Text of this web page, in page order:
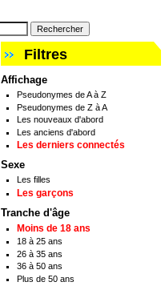
Filtres
Affichage
Pseudonymes de A à Z
Pseudonymes de Z à A
Les nouveaux d'abord
Les anciens d'abord
Les derniers connectés
Sexe
Les filles
Les garçons
Tranche d'âge
Moins de 18 ans
18 à 25 ans
26 à 35 ans
36 à 50 ans
Plus de 50 ans